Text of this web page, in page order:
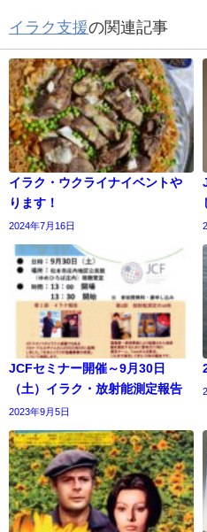
イラク支援の関連記事
イラク・ウクライナイベントや
ります！
2024年7月16日
JCFセミナー開催～9月30日
（土）イラク・放射能測定報告
2023年9月5日